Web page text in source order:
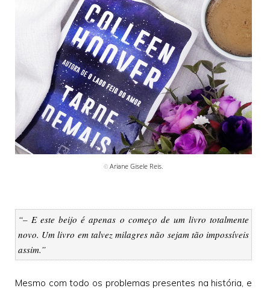
© Ariane Gisele Reis.
“– E este beijo é apenas o começo de um livro totalmente
novo. Um livro em talvez milagres não sejam tão impossíveis
assim.”
Mesmo com todo os problemas presentes na história, e